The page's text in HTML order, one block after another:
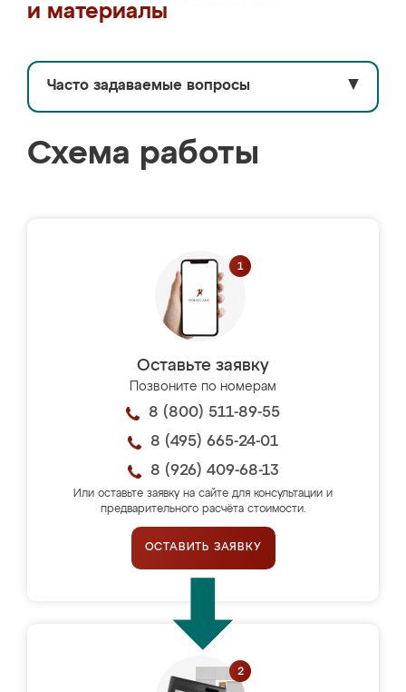
и материалы
Часто задаваемые вопросы ▼
Схема работы
Оставьте заявку
Позвоните по номерам
8 (800) 511-89-55
8 (495) 665-24-01
8 (926) 409-68-13
Или оставьте заявку на сайте для консультации и
предварительного расчёта стоимости.
ОСТАВИТЬ ЗАЯВКУ